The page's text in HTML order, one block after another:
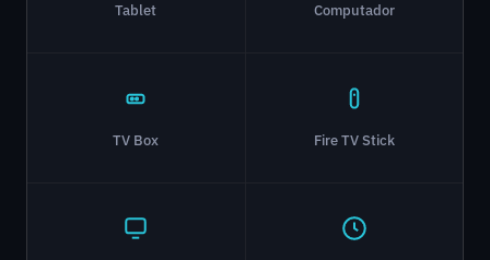
Tablet Computador
TV Box Fire TV Stick